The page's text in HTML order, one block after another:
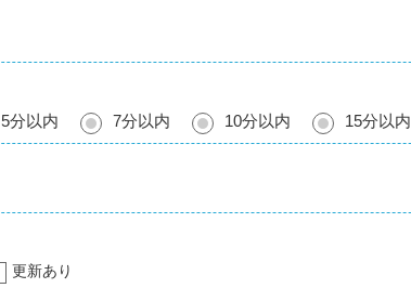
5分以内 7分以内 10分以内 15分以内
更新あり